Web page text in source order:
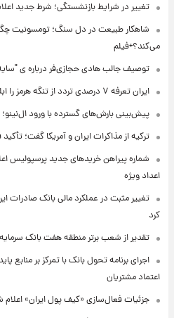
تغییر در شرایط بازنشستگی؛ شرط جدید
شاهکار طبیعت در دل سنگ؛ تومسونیت
می‌کند؟+فیلم
توصیف جالب هادی حجازی‌فر درباره ی
ایران تعرفه ۷ درصدی تردد از تنگه هرمز را ابلاغ کرد
پیش‌بینی بارش‌های گسترده با ورود ال‌نینو؛
ترکیه از مذاکرات ایران و آمریکا گفت؛
شماره پیراهن خریدهای جدید پرسپولیس
اعداد ویژه
کرد
تقدیر از شعب برتر منطقه هفت بانک سرمایه
اجرای برنامه تحول بانک با تمرکز بر منابع
اعتماد مشتریان
جزئیات فعال‌سازی «کیف پول ایران» اعلام